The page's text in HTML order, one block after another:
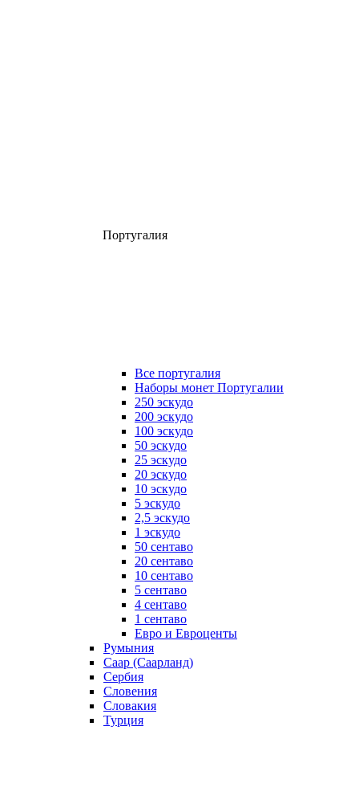
Португалия
Все португалия
Наборы монет Португалии
250 эскудо
200 эскудо
100 эскудо
50 эскудо
25 эскудо
20 эскудо
10 эскудо
5 эскудо
2,5 эскудо
1 эскудо
50 сентаво
20 сентаво
10 сентаво
5 сентаво
4 сентаво
1 сентаво
Евро и Евроценты
Румыния
Саар (Саарланд)
Сербия
Словения
Словакия
Турция